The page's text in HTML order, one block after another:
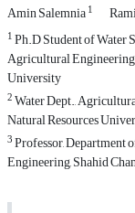
Amin Salemnia1
1Ph.D Student of Water
Agricultural
University
2Water Dept.,
Natural Resources
3Professor, Department
Engineering, Shahid